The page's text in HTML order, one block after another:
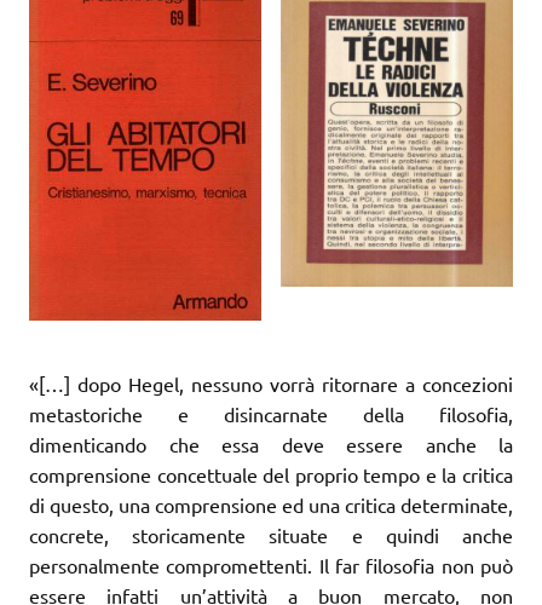
«[…] dopo Hegel, nessuno vorrà ritornare a concezioni
metastoriche e disincarnate della filosofia,
dimenticando che essa deve essere anche la
comprensione concettuale del proprio tempo e la critica
di questo, una comprensione ed una critica determinate,
concrete, storicamente situate e quindi anche
personalmente compromettenti. Il far filosofia non può
essere infatti un’attività a buon mercato, non